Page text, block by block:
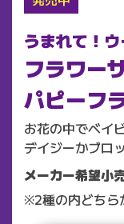
うまれて！
フラワー
パピーフ
お花の中でベイ
デイジーかブロ
メーカー希望小
※2種の内どちら